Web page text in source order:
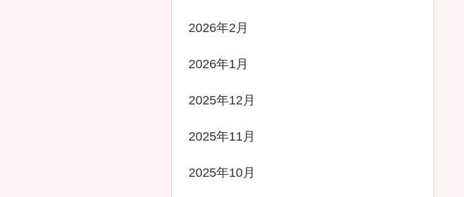
2026年2月
2026年1月
2025年12月
2025年11月
2025年10月